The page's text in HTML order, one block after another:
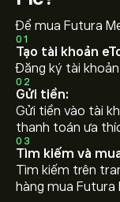
Để mua Futura
01
Tạo tài khoản
Đăng ký tài
02
Gửi tiền:
Gửi tiền vào tài
thanh toán ưa
03
Tìm kiếm và
Tìm kiếm trên
hàng mua Futura